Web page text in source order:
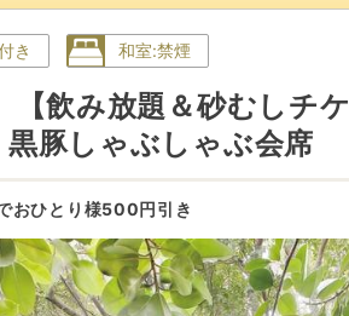
き 和室:禁煙
【飲み放題＆砂むしチケ
黒豚しゃぶしゃぶ会席
おひとり様500円引き